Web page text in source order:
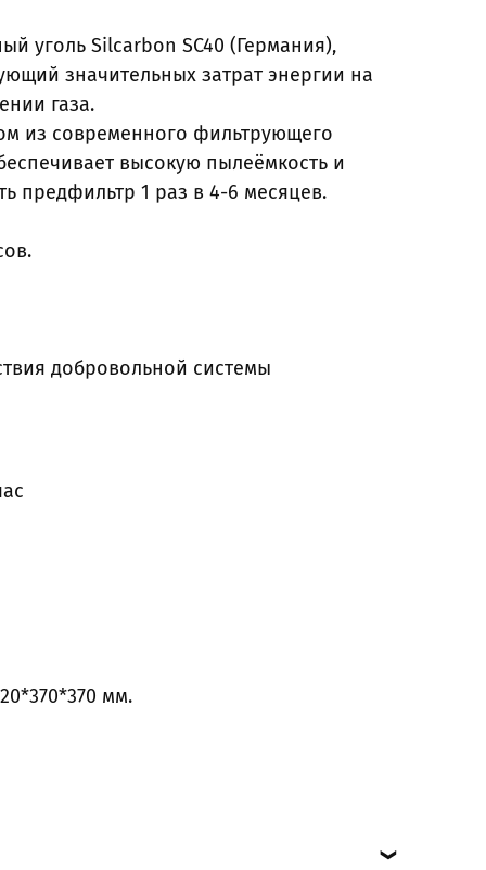
уголь Silcarbon SC40 (Германия),
значительных затрат энергии на
газа.
из современного фильтрующего
высокую пылеёмкость и
предфильтр 1 раз в 4-6 месяцев.
добровольной системы
мм.